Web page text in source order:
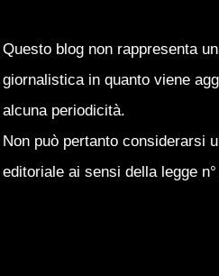
Questo blog non rappresenta
giornalistica in quanto viene
alcuna periodicità.
Non può pertanto considerarsi
editoriale ai sensi della legge